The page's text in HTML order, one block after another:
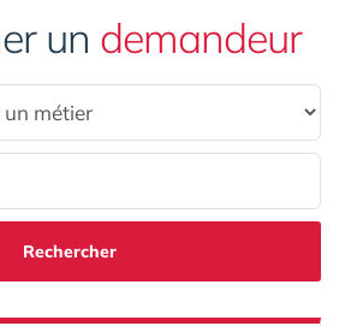
un demandeur
Rechercher